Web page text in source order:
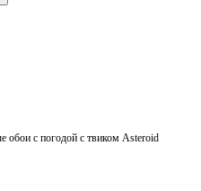
обои с погодой с твиком Asteroid